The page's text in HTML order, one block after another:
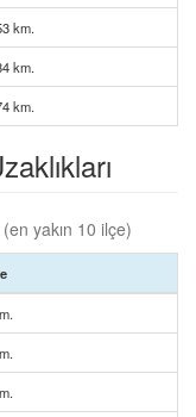
km.
km.
km.
yakın 10 ilçe)